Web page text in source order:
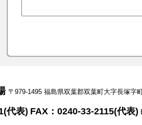
〒979-1495 福島県双葉郡双葉町大字長塚字
代表) FAX：0240-33-2115(代表)